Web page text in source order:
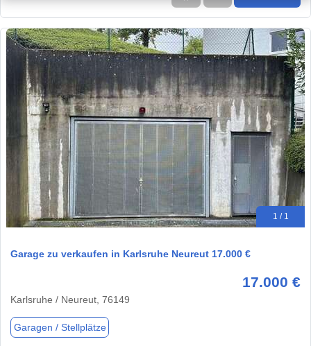
1 / 1
Garage zu verkaufen in Karlsruhe Neureut 17.000 €
17.000 €
Karlsruhe / Neureut, 76149
Garagen / Stellplätze